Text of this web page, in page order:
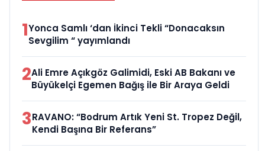
1Yonca Samlı ‘dan İkinci Tekli “Donacaksın
Sevgilim “ yayımlandı
2Ali Emre Açıkgöz Galimidi, Eski AB Bakanı ve
Büyükelçi Egemen Bağış ile Bir Araya Geldi
3RAVANO: “Bodrum Artık Yeni St. Tropez Değil,
Kendi Başına Bir Referans”